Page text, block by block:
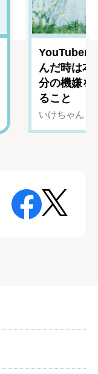
YouTuber
んだ時は
分の機嫌を
ること
いけちゃん（